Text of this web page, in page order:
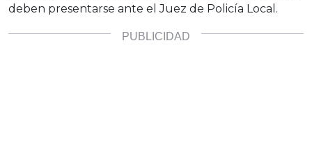
deben presentarse ante el Juez de Policía Local.